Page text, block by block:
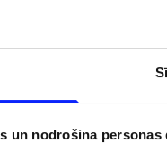
un nodrošina